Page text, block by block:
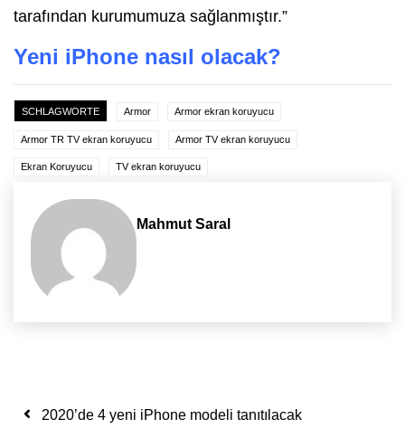
tarafından kurumumuza sağlanmıştır.”
Yeni iPhone nasıl olacak?
SCHLAGWORTE Armor Armor ekran koruyucu
Armor TR TV ekran koruyucu Armor TV ekran koruyucu
Ekran Koruyucu TV ekran koruyucu
Mahmut Saral
Yazı dolaşımı
2020’de 4 yeni iPhone modeli tanıtılacak